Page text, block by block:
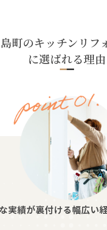
町のキッチンリフ
に選ばれる理由
実績が裏付ける幅広い